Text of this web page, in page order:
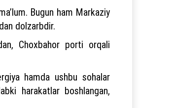
Bugun ham Markaziy
dolzarbdir.
Choxbahor porti orqali
hamda ushbu sohalar
harakatlar boshlangan,